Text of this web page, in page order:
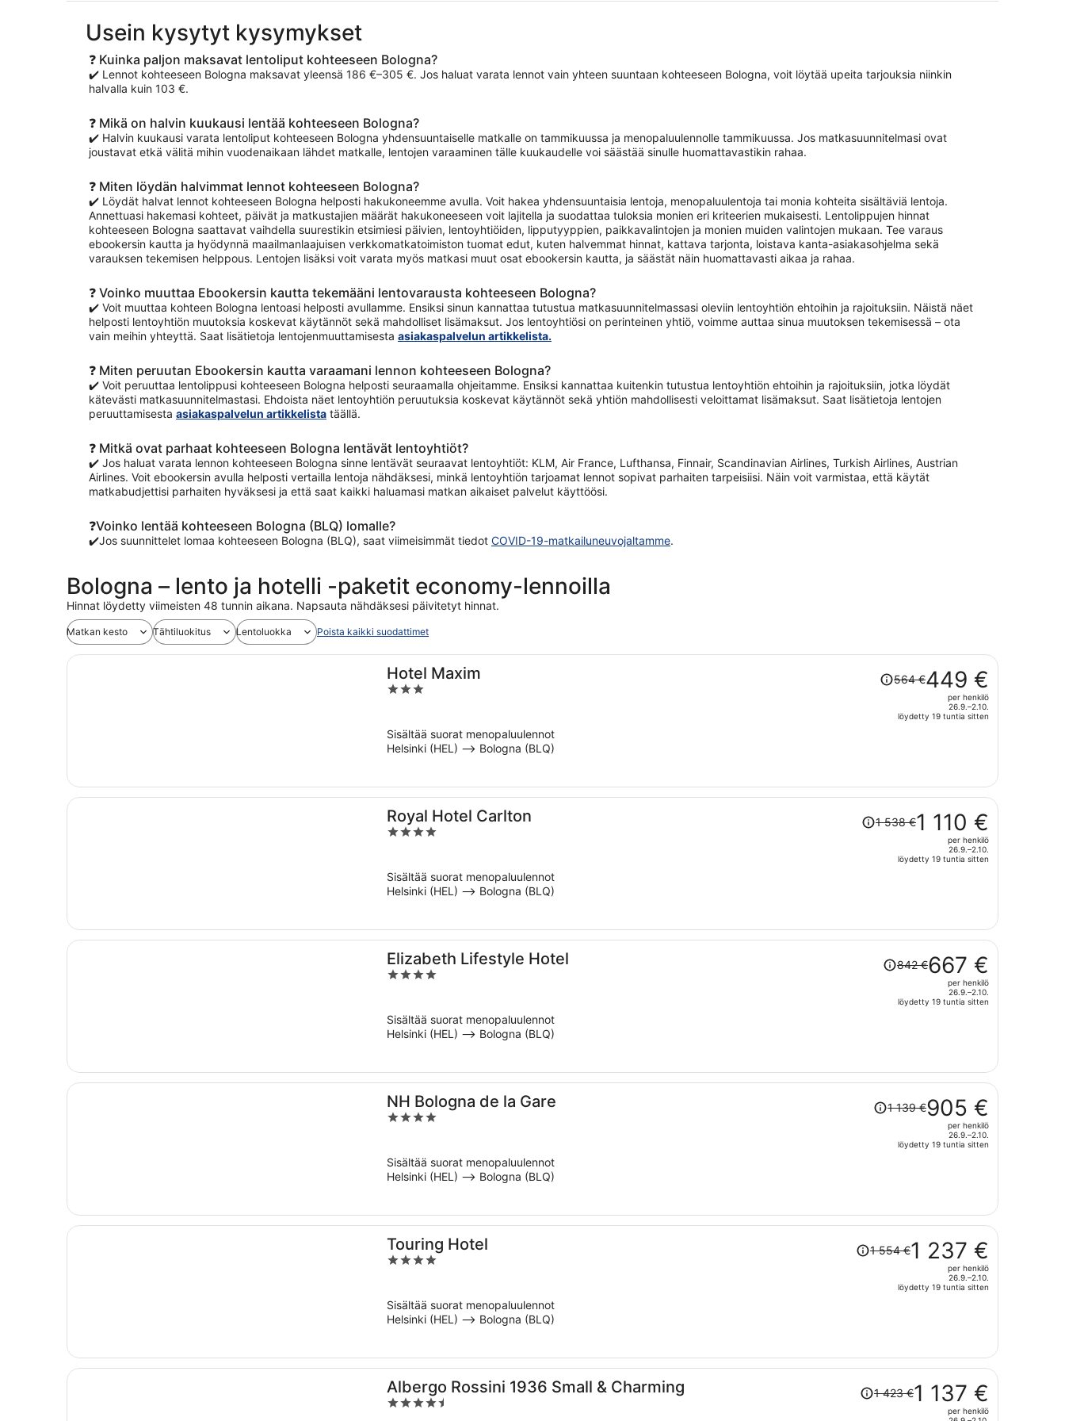
Usein kysytyt kysymykset
❓ Kuinka paljon maksavat lentoliput kohteeseen Bologna?
✔️ Lennot kohteeseen Bologna maksavat yleensä 186 €–305 €. Jos haluat varata lennot vain yhteen suuntaan kohteeseen Bologna, voit löytää upeita tarjouksia niinkin
halvalla kuin 103 €.
❓ Mikä on halvin kuukausi lentää kohteeseen Bologna?
✔️ Halvin kuukausi varata lentoliput kohteeseen Bologna yhdensuuntaiselle matkalle on tammikuussa ja menopaluulennolle tammikuussa. Jos matkasuunnitelmasi ovat
joustavat etkä välitä mihin vuodenaikaan lähdet matkalle, lentojen varaaminen tälle kuukaudelle voi säästää sinulle huomattavastikin rahaa.
❓ Miten löydän halvimmat lennot kohteeseen Bologna?
✔️ Löydät halvat lennot kohteeseen Bologna helposti hakukoneemme avulla. Voit hakea yhdensuuntaisia lentoja, menopaluulentoja tai monia kohteita sisältäviä lentoja.
Annettuasi hakemasi kohteet, päivät ja matkustajien määrät hakukoneeseen voit lajitella ja suodattaa tuloksia monien eri kriteerien mukaisesti. Lentolippujen hinnat
kohteeseen Bologna saattavat vaihdella suurestikin etsimiesi päivien, lentoyhtiöiden, lipputyyppien, paikkavalintojen ja monien muiden valintojen mukaan. Tee varaus
ebookersin kautta ja hyödynnä maailmanlaajuisen verkkomatkatoimiston tuomat edut, kuten halvemmat hinnat, kattava tarjonta, loistava kanta-asiakasohjelma sekä
varauksen tekemisen helppous. Lentojen lisäksi voit varata myös matkasi muut osat ebookersin kautta, ja säästät näin huomattavasti aikaa ja rahaa.
❓ Voinko muuttaa Ebookersin kautta tekemääni lentovarausta kohteeseen Bologna?
✔️ Voit muuttaa kohteen Bologna lentoasi helposti avullamme. Ensiksi sinun kannattaa tutustua matkasuunnitelmassasi oleviin lentoyhtiön ehtoihin ja rajoituksiin. Näistä näet
helposti lentoyhtiön muutoksia koskevat käytännöt sekä mahdolliset lisämaksut. Jos lentoyhtiösi on perinteinen yhtiö, voimme auttaa sinua muutoksen tekemisessä – ota
vain meihin yhteyttä. Saat lisätietoja lentojenmuuttamisesta asiakaspalvelun artikkelista.
❓ Miten peruutan Ebookersin kautta varaamani lennon kohteeseen Bologna?
✔️ Voit peruuttaa lentolippusi kohteeseen Bologna helposti seuraamalla ohjeitamme. Ensiksi kannattaa kuitenkin tutustua lentoyhtiön ehtoihin ja rajoituksiin, jotka löydät
kätevästi matkasuunnitelmastasi. Ehdoista näet lentoyhtiön peruutuksia koskevat käytännöt sekä yhtiön mahdollisesti veloittamat lisämaksut. Saat lisätietoja lentojen
peruuttamisesta asiakaspalvelun artikkelista täällä.
❓ Mitkä ovat parhaat kohteeseen Bologna lentävät lentoyhtiöt?
✔️ Jos haluat varata lennon kohteeseen Bologna sinne lentävät seuraavat lentoyhtiöt: KLM, Air France, Lufthansa, Finnair, Scandinavian Airlines, Turkish Airlines, Austrian
Airlines. Voit ebookersin avulla helposti vertailla lentoja nähdäksesi, minkä lentoyhtiön tarjoamat lennot sopivat parhaiten tarpeisiisi. Näin voit varmistaa, että käytät
matkabudjettisi parhaiten hyväksesi ja että saat kaikki haluamasi matkan aikaiset palvelut käyttöösi.
❓Voinko lentää kohteeseen Bologna (BLQ) lomalle?
✔️Jos suunnittelet lomaa kohteeseen Bologna (BLQ), saat viimeisimmät tiedot COVID-19-matkailuneuvojaltamme.
Bologna – lento ja hotelli -paketit economy-lennoilla
Hinnat löydetty viimeisten 48 tunnin aikana. Napsauta nähdäksesi päivitetyt hinnat.
Matkan kesto Tähtiluokitus Lentoluokka Poista kaikki suodattimet
Hotel Maxim
3
5
Hinta
oli
hinta
henkilö
564 €449 €
per henkilö
26.9.–2.10.
löydetty 19 tuntia sitten
Sisältää suorat menopaluulennot
Helsinki (HEL) –> Bologna (BLQ)
Royal Hotel Carlton
4
5
Hinta
oli
henkilö
1 538 €1 110 €
per henkilö
26.9.–2.10.
löydetty 19 tuntia sitten
Sisältää suorat menopaluulennot
Helsinki (HEL) –> Bologna (BLQ)
Elizabeth Lifestyle Hotel
4
5
Hinta
oli
hinta
henkilö
842 €667 €
per henkilö
26.9.–2.10.
löydetty 19 tuntia sitten
Sisältää suorat menopaluulennot
Helsinki (HEL) –> Bologna (BLQ)
NH Bologna de la Gare
4
5
Hinta
oli
hinta
henkilö
1 139 €905 €
per henkilö
26.9.–2.10.
löydetty 19 tuntia sitten
Sisältää suorat menopaluulennot
Helsinki (HEL) –> Bologna (BLQ)
Touring Hotel
4
5
Hinta
oli
henkilö
1 554 €1 237 €
per henkilö
26.9.–2.10.
löydetty 19 tuntia sitten
Sisältää suorat menopaluulennot
Helsinki (HEL) –> Bologna (BLQ)
Albergo Rossini 1936 Small & Charming
4.5
Hinta
oli1 423 €1 137 €
per henkilö